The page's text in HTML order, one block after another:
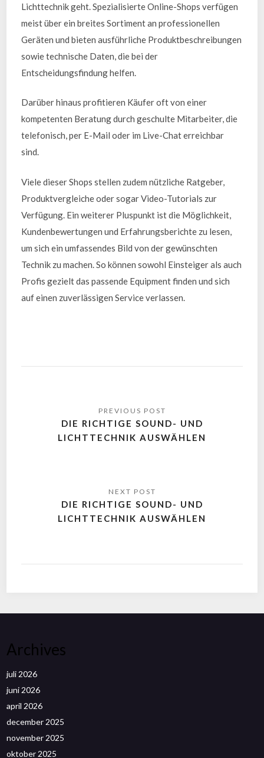
Lichttechnik geht. Spezialisierte Online-Shops verfügen
meist über ein breites Sortiment an professionellen
Geräten und bieten ausführliche Produktbeschreibungen
sowie technische Daten, die bei der
Entscheidungsfindung helfen.
Darüber hinaus profitieren Käufer oft von einer
kompetenten Beratung durch geschulte Mitarbeiter, die
telefonisch, per E-Mail oder im Live-Chat erreichbar
sind.
Viele dieser Shops stellen zudem nützliche Ratgeber,
Produktvergleiche oder sogar Video-Tutorials zur
Verfügung. Ein weiterer Pluspunkt ist die Möglichkeit,
Kundenbewertungen und Erfahrungsberichte zu lesen,
um sich ein umfassendes Bild von der gewünschten
Technik zu machen. So können sowohl Einsteiger als auch
Profis gezielt das passende Equipment finden und sich
auf einen zuverlässigen Service verlassen.
DIE RICHTIGE SOUND- UND
LICHTTECHNIK AUSWÄHLEN
DIE RICHTIGE SOUND- UND
LICHTTECHNIK AUSWÄHLEN
Archives
juli 2026
juni 2026
april 2026
december 2025
november 2025
oktober 2025